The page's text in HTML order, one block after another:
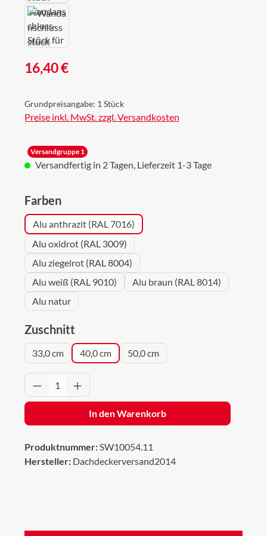
Regulärer Preis:
16,40 €
Grundpreisangabe: 1 Stück
Preise inkl. MwSt. zzgl. Versandkosten
Versandgruppe 1
Versandfertig in 2 Tagen, Lieferzeit 1-3 Tage
Farbenauswählen
Alu anthrazit (RAL 7016)
Alu oxidrot (RAL 3009)
Alu ziegelrot (RAL 8004)
Alu weiß (RAL 9010)
Alu braun (RAL 8014)
Alu natur
Zuschnitt
33,0 cm 40,0 cm 50,0 cm
Produkt Anzahl: Gib den gewünschten
In den Warenkorb
Produktnummer:SW10054.11
Hersteller: Dachdeckerversand2014